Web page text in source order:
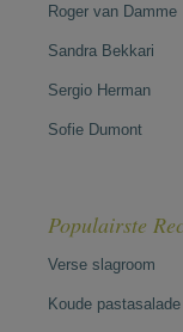
Roger van Damme
Sandra Bekkari
Sergio Herman
Sofie Dumont
Populairste
Verse slagroom
Koude